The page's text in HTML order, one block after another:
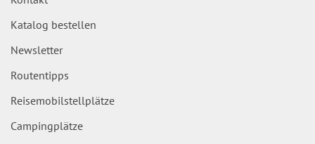
Katalog bestellen
Newsletter
Routentipps
Reisemobilstellplätze
Campingplätze